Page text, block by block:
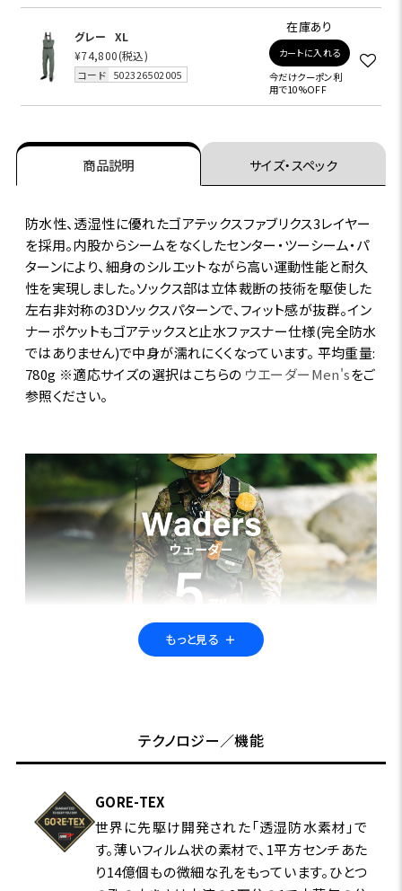
グレー
XL
¥74,800(税込)
コード 502326502005
在庫あり
カートに入れる
今だけクーポン利
用で10%OFF
商品説明 サイズ・スペック
防水性、透湿性に優れたゴアテックスファブリクス3レイヤー
を採用。内股からシームをなくしたセンター・ツーシーム・パ
ターンにより、細身のシルエットながら高い運動性能と耐久
性を実現しました。ソックス部は立体裁断の技術を駆使した
左右非対称の3Dソックスパターンで、フィット感が抜群。イン
ナーポケットもゴアテックスと止水ファスナー仕様(完全防水
ではありません)で中身が濡れにくくなっています。 平均重量:
780g ※適応サイズの選択はこちらの ウエーダーMen'sをご
参照ください。
非日常的で、贅沢な時間を味わえ
る“ウェーディング”。
特集ページはこちら
もっと見る ＋
テクノロジー／機能
GORE-TEX
世界に先駆け開発された「透湿防水素材」で
す。薄いフィルム状の素材で、1平方センチあた
り14億個もの微細な孔をもっています。ひとつ